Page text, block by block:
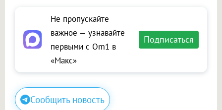
Не пропускайте
важное — узнавайте
первыми с Om1 в
«Макс»
Подписаться
Сообщить новость